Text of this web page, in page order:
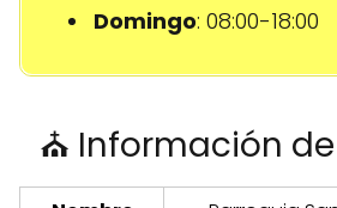
Domingo: 08:00-18:00
⛪ Información